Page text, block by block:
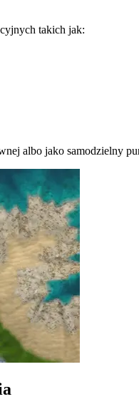
takich jak:
albo jako samodzielny